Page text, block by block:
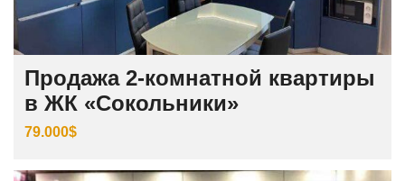
Продажа 2-комнатной квартиры
в ЖК «Сокольники»
79.000$